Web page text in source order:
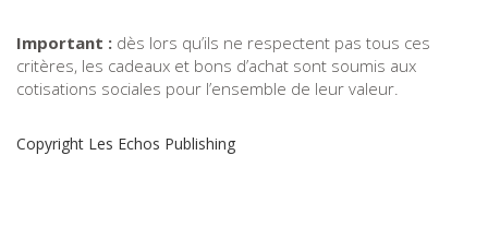
Important : dès lors qu’ils ne respectent pas tous ces
critères, les cadeaux et bons d’achat sont soumis aux
cotisations sociales pour l’ensemble de leur valeur.
Copyright Les Echos Publishing